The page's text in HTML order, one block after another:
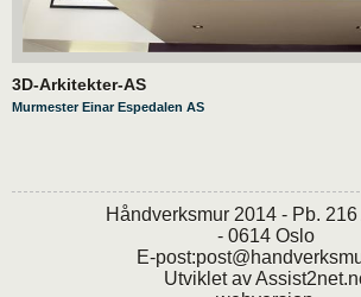
3D-Arkitekter-AS
Murmester Einar Espedalen AS
Håndverksmur 2014 - Pb.
- 0614 Oslo
E-post:
Utviklet av